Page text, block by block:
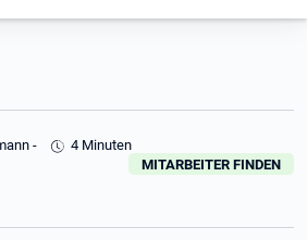
-
4 Minuten
MITARBEITER FINDEN